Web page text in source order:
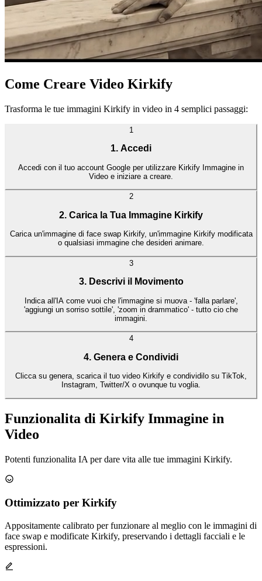
Come Creare Video Kirkify
Trasforma le tue immagini Kirkify in video in 4 semplici passaggi:
1
1. Accedi
Accedi con il tuo account Google per utilizzare Kirkify Immagine in
Video e iniziare a creare.
2
2. Carica la Tua Immagine Kirkify
Carica un'immagine di face swap Kirkify, un'immagine Kirkify modificata
o qualsiasi immagine che desideri animare.
3
3. Descrivi il Movimento
Indica all'IA come vuoi che l'immagine si muova - 'falla parlare',
'aggiungi un sorriso sottile', 'zoom in drammatico' - tutto cio che
immagini.
4
4. Genera e Condividi
Clicca su genera, scarica il tuo video Kirkify e condividilo su TikTok,
Instagram, Twitter/X o ovunque tu voglia.
Funzionalita di Kirkify Immagine in
Video
Potenti funzionalita IA per dare vita alle tue immagini Kirkify.
Ottimizzato per Kirkify
Appositamente calibrato per funzionare al meglio con le immagini di
face swap e modificate Kirkify, preservando i dettagli facciali e le
espressioni.